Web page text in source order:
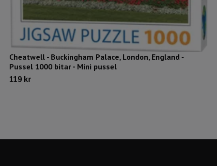
Cheatwell - Buckingham Palace, London, England -
Pussel 1000 bitar - Mini pussel
119 kr